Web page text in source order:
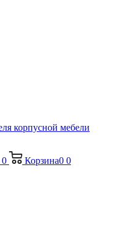
0 Корзина0 0